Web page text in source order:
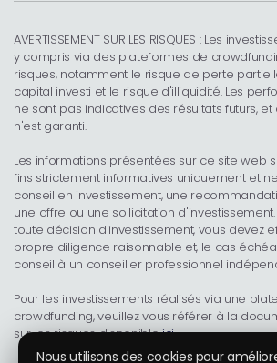
AVERTISSEMENT SUR LES RISQUES : Les
y compris via des plateformes de
risques, notamment le risque de perte
capital investi et le risque d'illiquidité. Les
ne sont pas indicatives des résultats futurs,
n'est garanti.
Les informations présentées sur ce site web
fins strictement informatives uniquement et
conseil en investissement, une
une offre ou une sollicitation
toute décision d'investissement, vous devez
propre diligence raisonnable et, le cas
conseil à un conseiller professionnel
Pour les investissements réalisés via une
crowdfunding, veuillez vous référer à la
sur les risques disponibleici.
Nous utilisons des cookies pour